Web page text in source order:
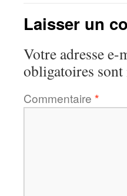
Laisser un
Votre adresse e-
obligatoires sont
Commentaire *